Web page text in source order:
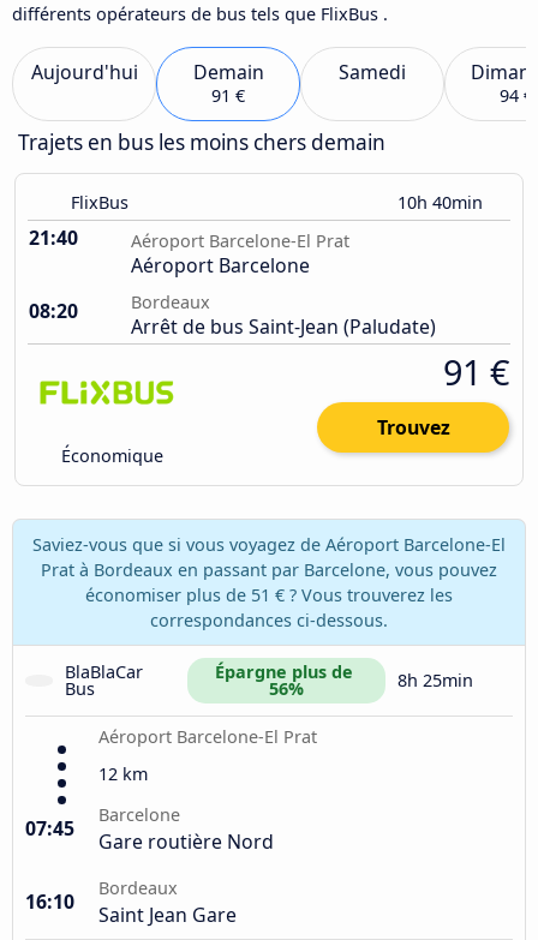
différents opérateurs de bus tels que FlixBus .
Aujourd'hui Demain
91 €
Samedi
94 €
Trajets en bus les moins chers demain
FlixBus 10h 40min
21:40 Aéroport Barcelone-El Prat
Aéroport Barcelone
08:20
Bordeaux
Arrêt de bus Saint-Jean (Paludate)
Économique
91 €
Trouvez
Saviez-vous que si vous voyagez de Aéroport Barcelone-El
Prat à Bordeaux en passant par Barcelone, vous pouvez
économiser plus de 51 € ? Vous trouverez les
correspondances ci-dessous.
BlaBlaCar
Bus
Épargne plus de
56% 8h 25min
Aéroport Barcelone-El Prat
12 km
07:45
Barcelone
Gare routière Nord
16:10
Bordeaux
Saint Jean Gare